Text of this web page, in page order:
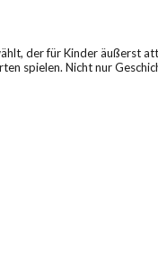
der für Kinder äußerst
spielen. Nicht nur